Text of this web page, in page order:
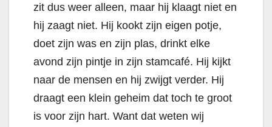
zit dus weer alleen, maar hij klaagt niet en
hij zaagt niet. Hij kookt zijn eigen potje,
doet zijn was en zijn plas, drinkt elke
avond zijn pintje in zijn stamcafé. Hij kijkt
naar de mensen en hij zwijgt verder. Hij
draagt een klein geheim dat toch te groot
is voor zijn hart. Want dat weten wij